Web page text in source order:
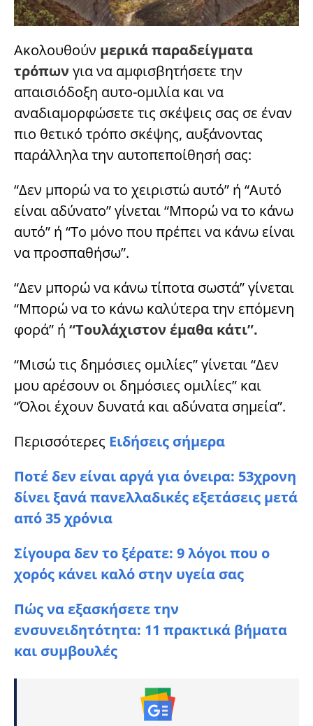
Ακολουθούν μερικά παραδείγματα
τρόπων για να αμφισβητήσετε την
απαισιόδοξη αυτο-ομιλία και να
αναδιαμορφώσετε τις σκέψεις σας σε έναν
πιο θετικό τρόπο σκέψης, αυξάνοντας
παράλληλα την αυτοπεποίθησή σας:
“Δεν μπορώ να το χειριστώ αυτό” ή “Αυτό
είναι αδύνατο” γίνεται “Μπορώ να το κάνω
αυτό” ή “Το μόνο που πρέπει να κάνω είναι
να προσπαθήσω”.
“Δεν μπορώ να κάνω τίποτα σωστά” γίνεται
“Μπορώ να το κάνω καλύτερα την επόμενη
φορά” ή “Τουλάχιστον έμαθα κάτι”.
“Μισώ τις δημόσιες ομιλίες” γίνεται “Δεν
μου αρέσουν οι δημόσιες ομιλίες” και
“Όλοι έχουν δυνατά και αδύνατα σημεία”.
Περισσότερες Ειδήσεις σήμερα
Ποτέ δεν είναι αργά για όνειρα: 53χρονη
δίνει ξανά πανελλαδικές εξετάσεις μετά
από 35 χρόνια
Σίγουρα δεν το ξέρατε: 9 λόγοι που ο
χορός κάνει καλό στην υγεία σας
Πώς να εξασκήσετε την
ενσυνειδητότητα: 11 πρακτικά βήματα
και συμβουλές